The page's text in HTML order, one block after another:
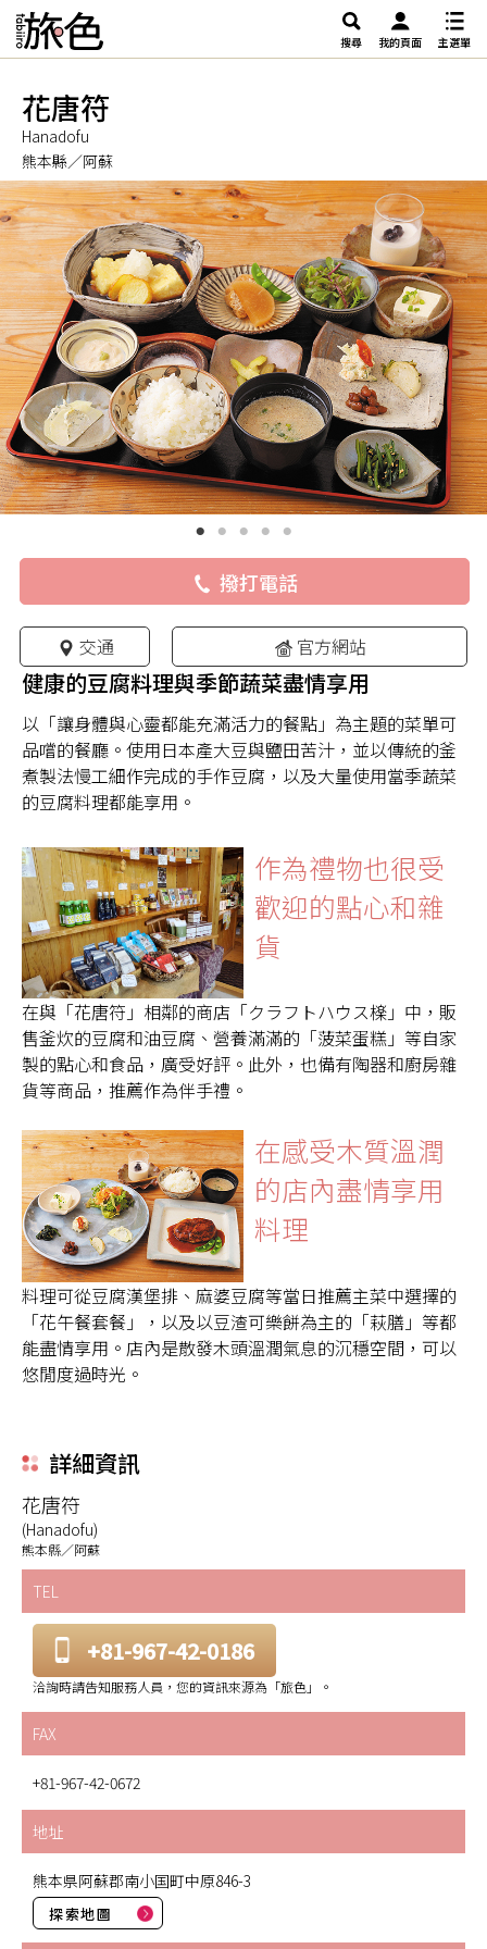
搜尋 我的頁面 主選單
花唐符
Hanadofu
熊本縣／阿蘇
撥打電話
交通 官方網站
健康的豆腐料理與季節蔬菜盡情享用
以「讓身體與心靈都能充滿活力的餐點」為主題的菜單可
品嚐的餐廳。使用日本產大豆與鹽田苦汁，並以傳統的釜
煮製法慢工細作完成的手作豆腐，以及大量使用當季蔬菜
的豆腐料理都能享用。
作為禮物也很受
歡迎的點心和雜
貨
在與「花唐符」相鄰的商店「クラフトハウス檪」中，販
售釜炊的豆腐和油豆腐、營養滿滿的「菠菜蛋糕」等自家
製的點心和食品，廣受好評。此外，也備有陶器和廚房雜
貨等商品，推薦作為伴手禮。
在感受木質溫潤
的店內盡情享用
料理
料理可從豆腐漢堡排、麻婆豆腐等當日推薦主菜中選擇的
「花午餐套餐」，以及以豆渣可樂餅為主的「萩膳」等都
能盡情享用。店內是散發木頭溫潤氣息的沉穩空間，可以
悠閒度過時光。
詳細資訊
花唐符
(Hanadofu)
熊本縣／阿蘇
TEL
+81-967-42-0186
洽詢時請告知服務人員，您的資訊來源為「旅色」。
FAX
+81-967-42-0672
地址
熊本県阿蘇郡南小国町中原846-3
探索地圖